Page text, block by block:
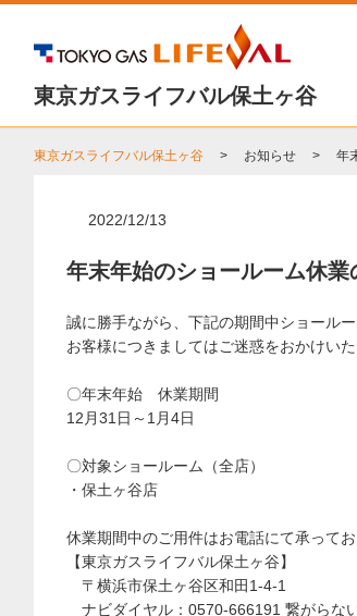
東京ガスライフバル保土ヶ谷
東京ガスライフバル保土ヶ谷 お知らせ 年
2022/12/13
年末年始のショールーム休業
誠に勝手ながら、下記の期間中ショール
お客様につきましてはご迷惑をおかけい
〇年末年始 休業期間
12月31日～1月4日
〇対象ショールーム（全店）
・保土ヶ谷店
休業期間中のご用件はお電話にて承ってお
【東京ガスライフバル保土ヶ谷】
〒横浜市保土ヶ谷区和田1-4-1
ナビダイヤル：0570-666191 繋がらな